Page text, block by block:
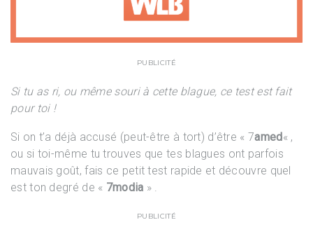
PUBLICITÉ
Si tu as ri, ou même souri à cette blague, ce test est fait
pour toi !
Si on t’a déjà accusé (peut-être à tort) d’être « 7amed« ,
ou si toi-même tu trouves que tes blagues ont parfois
mauvais goût, fais ce petit test rapide et découvre quel
est ton degré de « 7modia » .
PUBLICITÉ